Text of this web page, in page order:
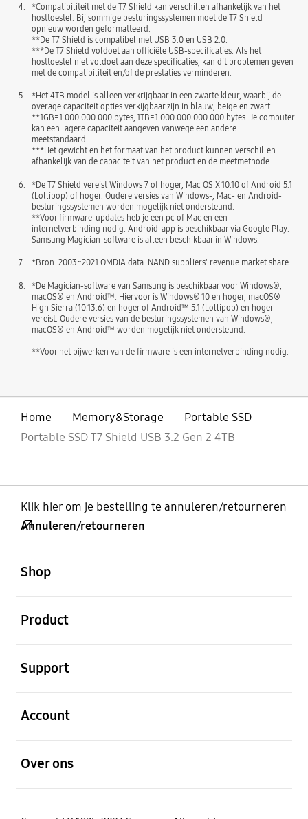
4.
*Compatibiliteit met de T7 Shield kan verschillen afhankelijk van het
hosttoestel. Bij sommige besturingssystemen moet de T7 Shield
opnieuw worden geformatteerd.
**De T7 Shield is compatibel met USB 3.0 en USB 2.0.
***De T7 Shield voldoet aan officiële USB-specificaties. Als het
hosttoestel niet voldoet aan deze specificaties, kan dit problemen geven
met de compatibiliteit en/of de prestaties verminderen.
5.
*Het 4TB model is alleen verkrijgbaar in een zwarte kleur, waarbij de
overage capaciteit opties verkijgbaar zijn in blauw, beige en zwart.
**1GB=1.000.000.000 bytes, 1TB=1.000.000.000.000 bytes. Je computer
kan een lagere capaciteit aangeven vanwege een andere
meetstandaard.
***Het gewicht en het formaat van het product kunnen verschillen
afhankelijk van de capaciteit van het product en de meetmethode.
6.
*De T7 Shield vereist Windows 7 of hoger, Mac OS X 10.10 of Android 5.1
(Lollipop) of hoger. Oudere versies van Windows-, Mac- en Android-
besturingssystemen worden mogelijk niet ondersteund.
**Voor firmware-updates heb je een pc of Mac en een
internetverbinding nodig. Android-app is beschikbaar via Google Play.
Samsung Magician-software is alleen beschikbaar in Windows.
7. *Bron: 2003~2021 OMDIA data: NAND suppliers' revenue market share.
8.
*De Magician-software van Samsung is beschikbaar voor Windows®,
macOS® en Android™. Hiervoor is Windows® 10 en hoger, macOS®
High Sierra (10.13.6) en hoger of Android™ 5.1 (Lollipop) en hoger
vereist. Oudere versies van de besturingssystemen van Windows®,
macOS® en Android™ worden mogelijk niet ondersteund.
**Voor het bijwerken van de firmware is een internetverbinding nodig.
Home Memory&Storage
Portable SSD
Portable SSD T7 Shield USB 3.2 Gen 2 4TB
Klik hier om je bestelling te annuleren/retourneren
Annuleren/retourneren
Shop
Product
Support
Account
Over ons